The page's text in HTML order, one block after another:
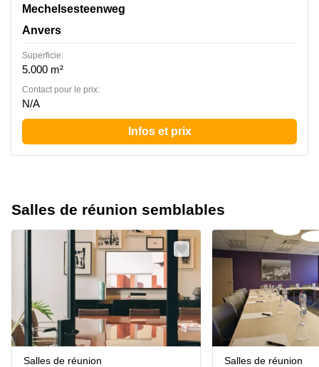
Mechelsesteenweg 180, Anvers
Mechelsesteenweg
Anvers
Superficie:
5.000 m²
Contact pour le prix:
N/A
Infos et prix
Salles de réunion semblables
Salles de réunion Salles de réunion